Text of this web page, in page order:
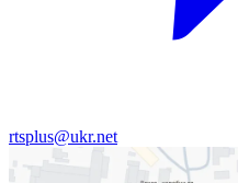
rtsplus@ukr.net